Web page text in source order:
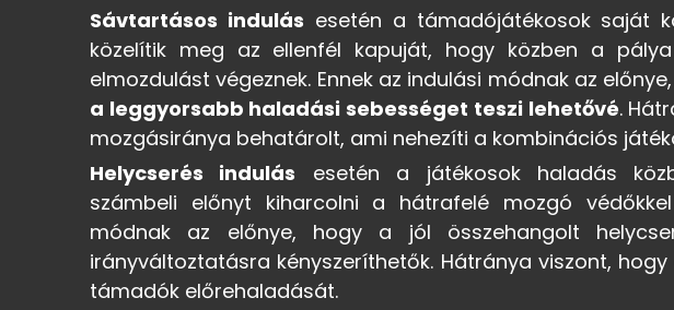
Sávtartásos indulás esetén a támadójátékosok saját
közelítik meg az ellenfél kapuját, hogy közben a
elmozdulást végeznek. Ennek az indulási módnak az
a leggyorsabb haladási sebességet teszi lehetővé.
mozgásiránya behatárolt, ami nehezíti a kombinációs
Helycserés indulás esetén a játékosok haladás
számbeli előnyt kiharcolni a hátrafelé mozgó
módnak az előnye, hogy a jól összehangolt
irányváltoztatásra kényszeríthetők. Hátránya viszont,
támadók előrehaladását.